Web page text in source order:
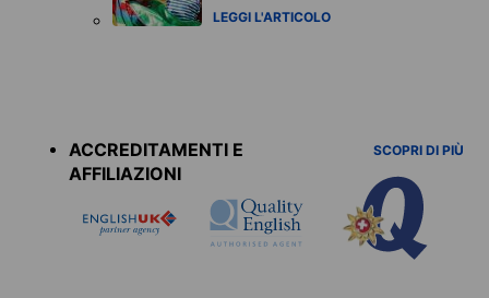
LEGGI L'ARTICOLO
ACCREDITAMENTI E
AFFILIAZIONI
SCOPRI DI PIÙ